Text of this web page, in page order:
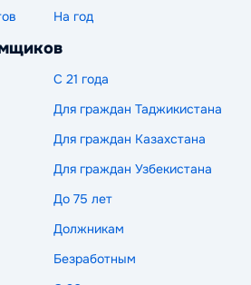
На год
С 21 года
Для граждан Таджикистана
Для граждан Казахстана
Для граждан Узбекистана
До 75 лет
Должникам
Безработным